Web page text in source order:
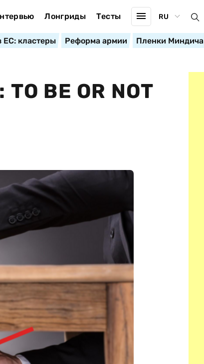
Лонгриды Тесты RU
ЕС: кластеры Реформа армии Пленки Миндича
BE OR NOT